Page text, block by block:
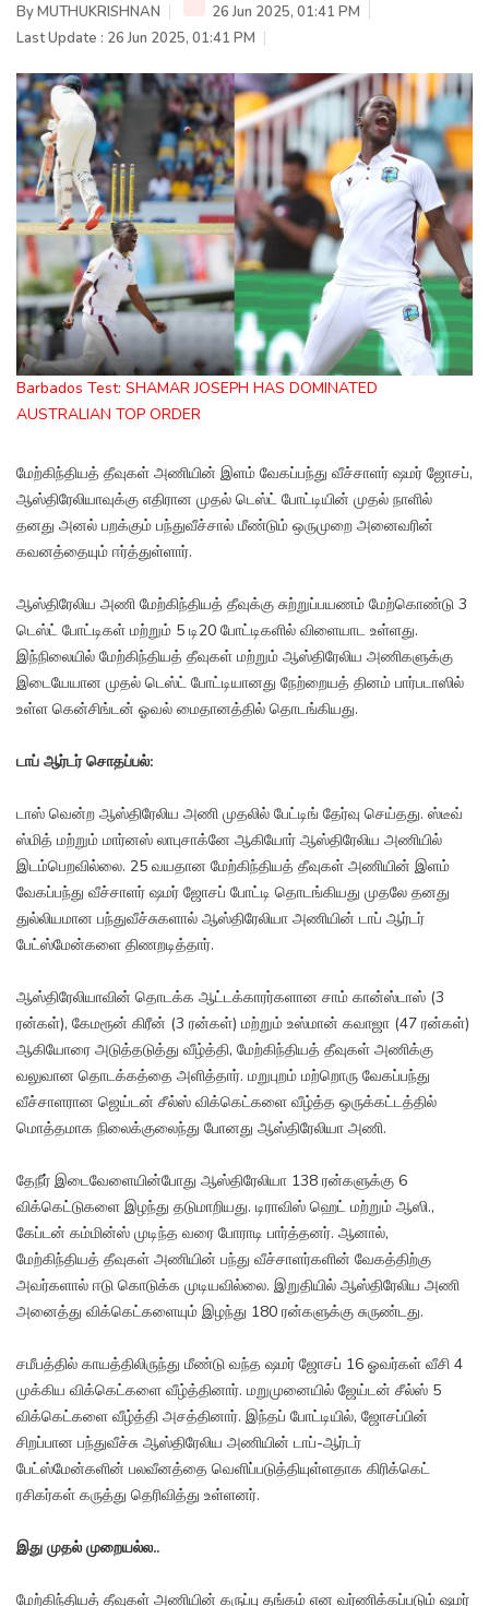
ByMUTHUKRISHNAN
26 Jun 2025, 01:41 PM
Last Update : 26 Jun 2025, 01:41 PM
Barbados Test: SHAMAR JOSEPH HAS DOMINATED
AUSTRALIAN TOP ORDER
மேற்கிந்தியத் தீவுகள் அணியின் இளம் வேகப்பந்து வீச்சாளர் ஷமர் ஜோசப்,
ஆஸ்திரேலியாவுக்கு எதிரான முதல் டெஸ்ட் போட்டியின் முதல் நாளில்
தனது அனல் பறக்கும் பந்துவீச்சால் மீண்டும் ஒருமுறை அனைவரின்
கவனத்தையும் ஈர்த்துள்ளார்.
ஆஸ்திரேலிய அணி மேற்கிந்தியத் தீவுக்கு சுற்றுப்பயணம் மேற்கொண்டு 3
டெஸ்ட் போட்டிகள் மற்றும் 5 டி20 போட்டிகளில் விளையாட உள்ளது.
இந்நிலையில் மேற்கிந்தியத் தீவுகள் மற்றும் ஆஸ்திரேலிய அணிகளுக்கு
இடையேயான முதல் டெஸ்ட் போட்டியானது நேற்றையத் தினம் பார்படாஸில்
உள்ள கென்சிங்டன் ஓவல் மைதானத்தில் தொடங்கியது.
டாப் ஆர்டர் சொதப்பல்:
டாஸ் வென்ற ஆஸ்திரேலிய அணி முதலில் பேட்டிங் தேர்வு செய்தது. ஸ்டீவ்
ஸ்மித் மற்றும் மார்னஸ் லாபுசாக்னே ஆகியோர் ஆஸ்திரேலிய அணியில்
இடம்பெறவில்லை. 25 வயதான மேற்கிந்தியத் தீவுகள் அணியின் இளம்
வேகப்பந்து வீச்சாளர் ஷமர் ஜோசப் போட்டி தொடங்கியது முதலே தனது
துல்லியமான பந்துவீச்சுகளால் ஆஸ்திரேலியா அணியின் டாப் ஆர்டர்
பேட்ஸ்மேன்களை திணறடித்தார்.
ஆஸ்திரேலியாவின் தொடக்க ஆட்டக்காரர்களான சாம் கான்ஸ்டாஸ் (3
ரன்கள்), கேமரூன் கிரீன் (3 ரன்கள்) மற்றும் உஸ்மான் கவாஜா (47 ரன்கள்)
ஆகியோரை அடுத்தடுத்து வீழ்த்தி, மேற்கிந்தியத் தீவுகள் அணிக்கு
வலுவான தொடக்கத்தை அளித்தார். மறுபுறம் மற்றொரு வேகப்பந்து
வீச்சாளரான ஜெய்டன் சீல்ஸ் விக்கெட்களை வீழ்த்த ஒருக்கட்டத்தில்
மொத்தமாக நிலைக்குலைந்து போனது ஆஸ்திரேலியா அணி.
தேநீர் இடைவேளையின்போது ஆஸ்திரேலியா 138 ரன்களுக்கு 6
விக்கெட்டுகளை இழந்து தடுமாறியது. டிராவிஸ் ஹெட் மற்றும் ஆஸி.,
கேப்டன் கம்மின்ஸ் முடிந்த வரை போராடி பார்த்தனர். ஆனால்,
மேற்கிந்தியத் தீவுகள் அணியின் பந்து வீச்சாளர்களின் வேகத்திற்கு
அவர்களால் ஈடு கொடுக்க முடியவில்லை. இறுதியில் ஆஸ்திரேலிய அணி
அனைத்து விக்கெட்களையும் இழந்து 180 ரன்களுக்கு சுருண்டது.
சமீபத்தில் காயத்திலிருந்து மீண்டு வந்த ஷமர் ஜோசப் 16 ஓவர்கள் வீசி 4
முக்கிய விக்கெட்களை வீழ்த்தினார். மறுமுனையில் ஜேய்டன் சீல்ஸ் 5
விக்கெட்களை வீழ்த்தி அசத்தினார். இந்தப் போட்டியில், ஜோசப்பின்
சிறப்பான பந்துவீச்சு ஆஸ்திரேலிய அணியின் டாப்-ஆர்டர்
பேட்ஸ்மேன்களின் பலவீனத்தை வெளிப்படுத்தியுள்ளதாக கிரிக்கெட்
ரசிகர்கள் கருத்து தெரிவித்து உள்ளனர்.
இது முதல் முறையல்ல..
மேற்கிந்தியத் தீவுகள் அணியின் கருப்பு தங்கம் என வர்ணிக்கப்படும் ஷமர்